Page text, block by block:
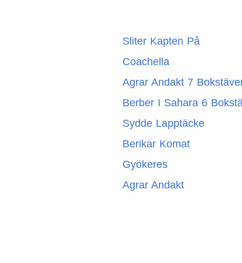
Sliter Kapten På
Coachella
Agrar Andakt 7
Berber I Sahara 6
Sydde Lapptäcke
Berikar Komat
Gyökeres
Agrar Andakt